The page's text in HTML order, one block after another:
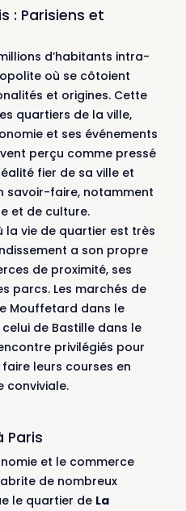
: Parisiens et
d’habitants intra-
où se côtoient
et origines. Cette
quartiers de la ville,
et ses événements
perçu comme pressé
fier de sa ville et
savoir-faire, notamment
et de culture.
la vie de quartier est très
a son propre
de proximité, ses
parcs. Les marchés de
Mouffetard dans le
de Bastille dans le
privilégiés pour
leurs courses en
conviviale.
Paris
et le commerce
de nombreux
le quartier de La